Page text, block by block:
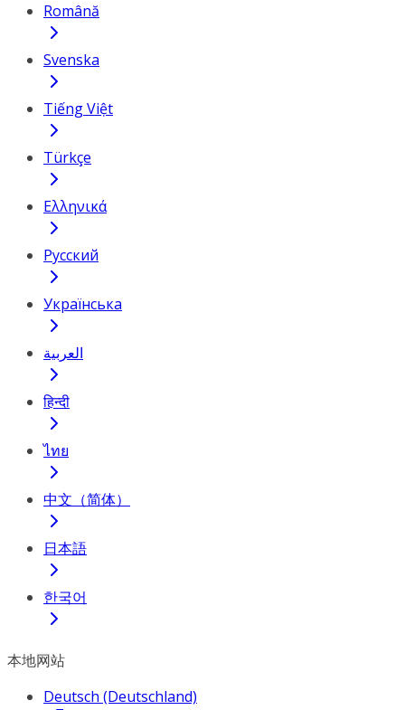
Română
Svenska
Tiếng Việt
Türkçe
Ελληνικά
Русский
Українська
العربية
हिन्दी
ไทย
中文（简体）
日本語
한국어
本地网站
Deutsch (Deutschland)